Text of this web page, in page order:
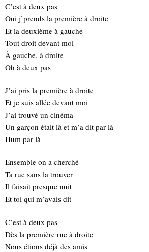
C’est à deux pas
Oui j’prends la première à droite
Et la deuxième à gauche
Tout droit devant moi
À gauche, à droite
Oh à deux pas
J’ai pris la première à droite
Et je suis allée devant moi
J’ai trouvé un cinéma
Un garçon était là et m’a dit par là
Hum par là
Ensemble on a cherché
Ta rue sans la trouver
Il faisait presque nuit
Et toi qui m’avais dit
C’est à deux pas
Dès la première rue à droite
Nous étions déjà des amis